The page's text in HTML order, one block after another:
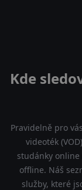
Kde
Pravidelně pro
videoték
studánky
offline. Náš
služby, které